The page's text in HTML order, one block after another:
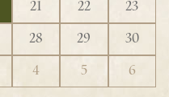
21 22
23
28 29
30
4 5 6